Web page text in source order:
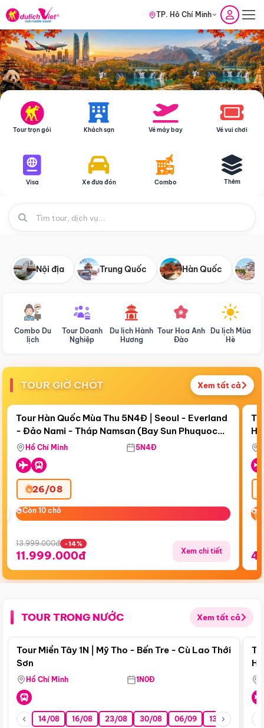
TP. Hồ Chí Minh
Tour trọn gói Khách sạn Vé máy bay Vé vui chơi
Visa Xe đưa đón Combo Thêm
Nội địa Trung Quốc Hàn Quốc
Combo Du
lịch
Tour Doanh
Nghiệp
Du lịch Hành
Hương
Tour Hoa Anh
Đào
Du lịch Mùa
Hè
TOUR GIỜ CHÓT Xem tất cả
Còn19 ngày 02:02:40
Điểm nổi bật
Tour Hàn Quốc Mùa Thu 5N4Đ | Seoul - Everland
- Đảo Nami - Tháp Namsan (Bay Sun Phuquoc
Airways)
Hồ Chí Minh 5N4Đ
26/08
Còn 10 chỗ
Còn 10 chỗ
13.999.000đ -14%
11.999.000đ Xem chi tiết
TOUR TRONG NƯỚC Xem tất cả
Điểm nổi bật
Tour Miền Tây 1N | Mỹ Tho - Bến Tre - Cù Lao Thới
Sơn
Hồ Chí Minh 1N0Đ
14/08 16/08 23/08 30/08 06/09 13/09 20/09